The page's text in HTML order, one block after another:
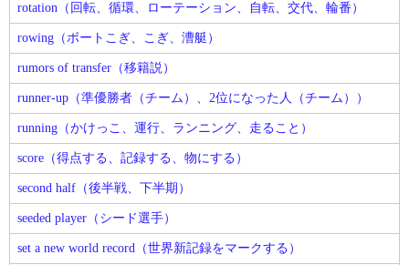
rotation（回転、循環、ローテーション、自転、交代、輪番）
rowing（ボートこぎ、こぎ、漕艇）
rumors of transfer（移籍説）
runner-up（準優勝者（チーム）、2位になった人（チーム））
running（かけっこ、運行、ランニング、走ること）
score（得点する、記録する、物にする）
second half（後半戦、下半期）
seeded player（シード選手）
set a new world record（世界新記録をマークする）